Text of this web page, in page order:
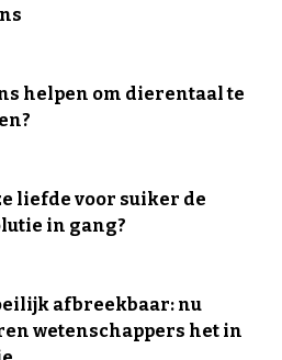
helpen om dierentaal te
liefde voor suiker de
in gang?
afbreekbaar: nu
wetenschappers het in